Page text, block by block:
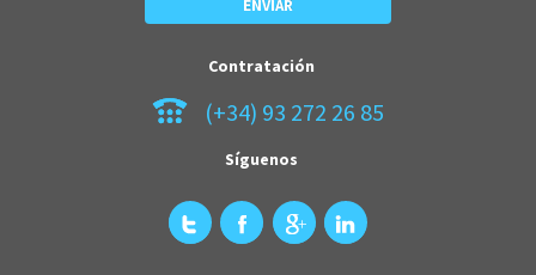
Contratación
(+34) 93 272 26 85
Síguenos